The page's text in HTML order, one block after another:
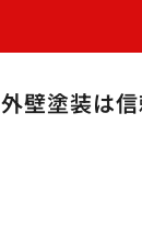
外壁塗装は